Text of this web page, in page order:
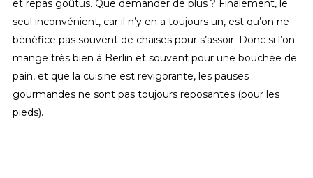
et repas goûtus. Que demander de plus ? Finalement, le
seul inconvénient, car il n’y en a toujours un, est qu’on ne
bénéfice pas souvent de chaises pour s’assoir. Donc si l’on
mange très bien à Berlin et souvent pour une bouchée de
pain, et que la cuisine est revigorante, les pauses
gourmandes ne sont pas toujours reposantes (pour les
pieds).